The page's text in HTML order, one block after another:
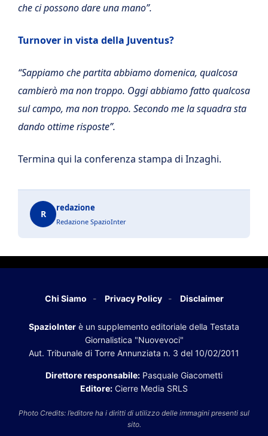
che ci possono dare una mano”.
Turnover in vista della Juventus?
“Sappiamo che partita abbiamo domenica, qualcosa
cambierò ma non troppo. Oggi abbiamo fatto qualcosa
sul campo, ma non troppo. Secondo me la squadra sta
dando ottime risposte”.
Termina qui la conferenza stampa di Inzaghi.
R
redazione
Redazione SpazioInter
Chi Siamo Privacy Policy Disclaimer
SpazioInter è un supplemento editoriale della Testata
Giornalistica "Nuovevoci"
Aut. Tribunale di Torre Annunziata n. 3 del 10/02/2011
Direttore responsabile: Pasquale Giacometti
Editore: Cierre Media SRLS
Photo Credits: l’editore ha i diritti di utilizzo delle immagini presenti sul
sito.